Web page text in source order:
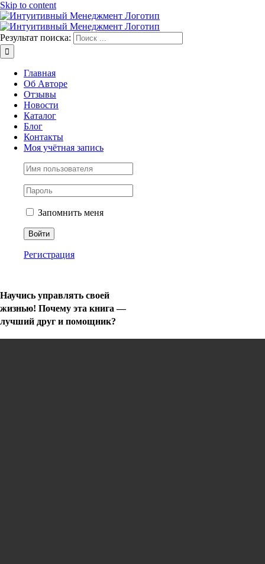
Skip to content
Результат поиска:
Главная
Об Авторе
Отзывы
Новости
Каталог
Блог
Контакты
Моя учётная запись
Запомнить меня
Регистрация
Научись управлять своей
жизнью! Почему эта книга —
лучший друг и помощник?